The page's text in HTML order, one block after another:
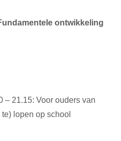
ontwikkeling
– 21.15: Voor ouders van
lopen op school